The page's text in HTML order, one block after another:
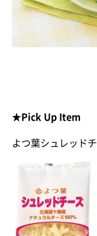
★Pick Up Item
よつ葉シュレッド